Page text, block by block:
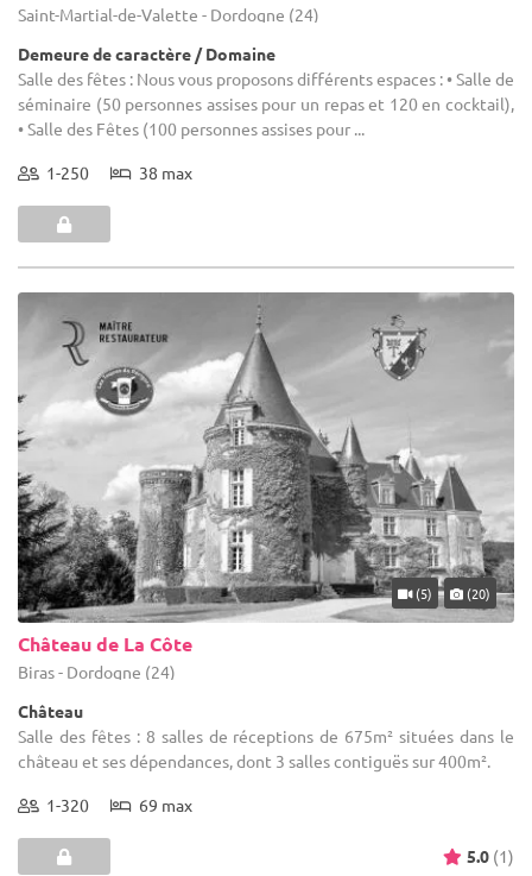
Saint-Martial-de-Valette - Dordogne (24)
Demeure de caractère / Domaine
Salle des fêtes : Nous vous proposons différents espaces : • Salle de
séminaire (50 personnes assises pour un repas et 120 en cocktail),
• Salle des Fêtes (100 personnes assises pour ...
1-250 38 max
(5) (20)
Château de La Côte
Biras - Dordogne (24)
Château
Salle des fêtes : 8 salles de réceptions de 675m² situées dans le
château et ses dépendances, dont 3 salles contiguës sur 400m².
1-320 69 max
5.0 (1)